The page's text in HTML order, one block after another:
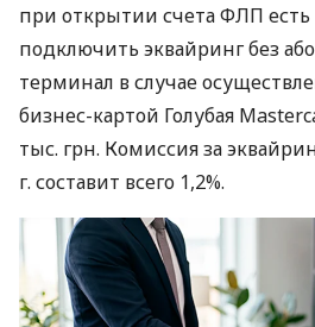
при открытии счета ФЛП
подключить эквайринг без
терминал в случае
бизнес-картой Голубая
тыс. грн. Комиссия за
г. составит всего 1,2%.